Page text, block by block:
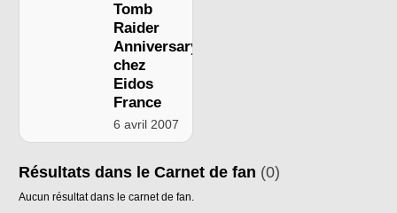
Tomb
Raider
Anniversary
chez
Eidos
France
6 avril 2007
Résultats dans le Carnet de fan (0)
Aucun résultat dans le carnet de fan.